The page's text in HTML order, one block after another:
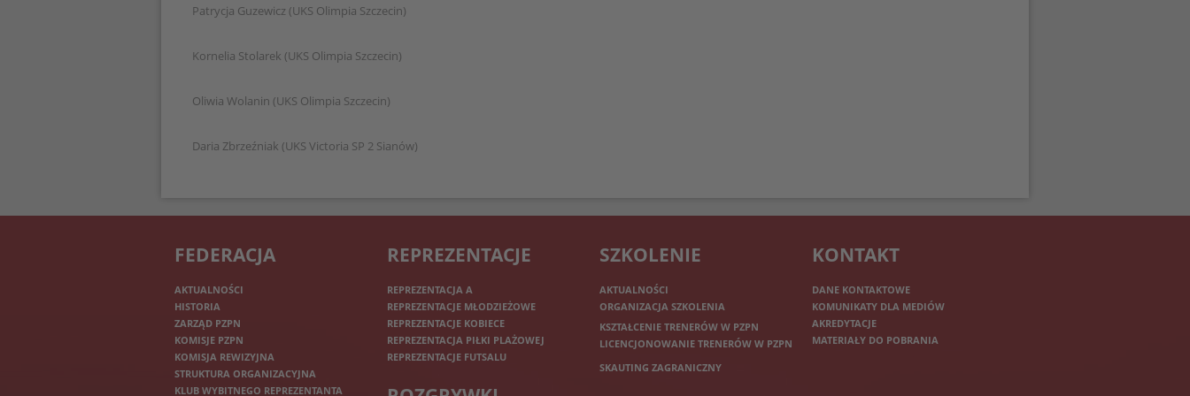
Patrycja Guzewicz (UKS Olimpia Szczecin)
Kornelia Stolarek (UKS Olimpia Szczecin)
Oliwia Wolanin (UKS Olimpia Szczecin)
Daria Zbrzeźniak (UKS Victoria SP 2 Sianów)
FEDERACJA
AKTUALNOŚCI
HISTORIA
ZARZĄD PZPN
KOMISJE PZPN
KOMISJA REWIZYJNA
STRUKTURA ORGANIZACYJNA
KLUB WYBITNEGO REPREZENTANTA
REPREZENTACJE
REPREZENTACJA A
REPREZENTACJE MŁODZIEŻOWE
REPREZENTACJE KOBIECE
REPREZENTACJA PIŁKI PLAŻOWEJ
REPREZENTACJE FUTSALU
SZKOLENIE
AKTUALNOŚCI
ORGANIZACJA SZKOLENIA
KSZTAŁCENIE TRENERÓW W PZPN
LICENCJONOWANIE TRENERÓW W PZPN
SKAUTING ZAGRANICZNY
KONTAKT
DANE KONTAKTOWE
KOMUNIKATY DLA MEDIÓW
AKREDYTACJE
MATERIAŁY DO POBRANIA